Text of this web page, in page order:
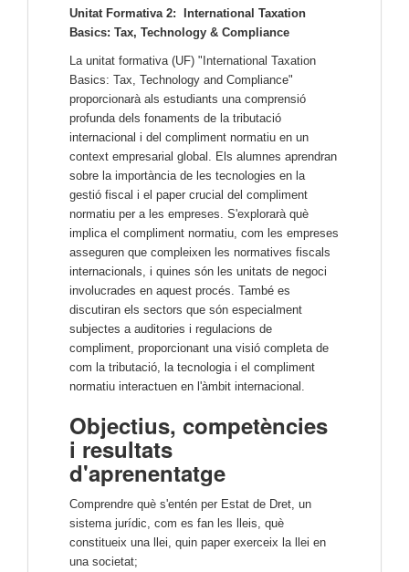
Unitat Formativa 2: International Taxation
Basics: Tax, Technology & Compliance
La unitat formativa (UF) "International Taxation
Basics: Tax, Technology and Compliance"
proporcionarà als estudiants una comprensió
profunda dels fonaments de la tributació
internacional i del compliment normatiu en un
context empresarial global. Els alumnes aprendran
sobre la importància de les tecnologies en la
gestió fiscal i el paper crucial del compliment
normatiu per a les empreses. S'explorarà què
implica el compliment normatiu, com les empreses
asseguren que compleixen les normatives fiscals
internacionals, i quines són les unitats de negoci
involucrades en aquest procés. També es
discutiran els sectors que són especialment
subjectes a auditories i regulacions de
compliment, proporcionant una visió completa de
com la tributació, la tecnologia i el compliment
normatiu interactuen en l'àmbit internacional.
Objectius, competències
i resultats
d'aprenentatge
Comprendre què s'entén per Estat de Dret, un
sistema jurídic, com es fan les lleis, què
constitueix una llei, quin paper exerceix la llei en
una societat;